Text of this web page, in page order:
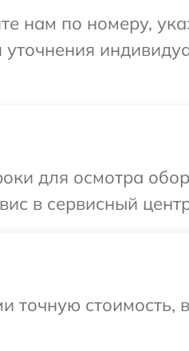
нам по номеру,
для осмотра
в сервисный
точную